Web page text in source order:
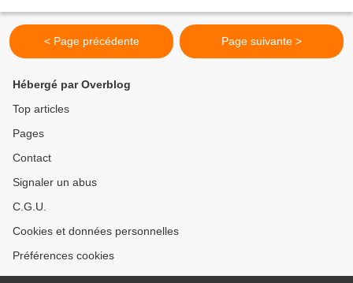
< Page précédente Page suivante >
Hébergé par Overblog
Top articles
Pages
Contact
Signaler un abus
C.G.U.
Cookies et données personnelles
Préférences cookies